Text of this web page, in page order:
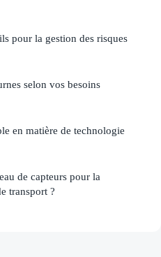
pour la gestion des risques
selon vos besoins
en matière de technologie
de capteurs pour la
transport ?